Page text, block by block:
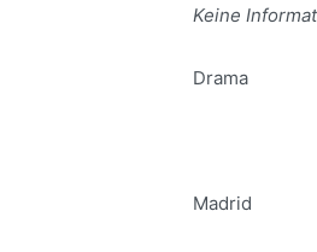
Keine
Drama
Madrid